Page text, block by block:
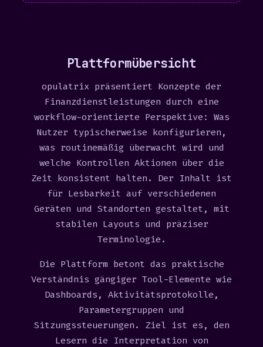
Plattformübersicht
opulatrix präsentiert Konzepte der
Finanzdienstleistungen durch eine
workflow-orientierte Perspektive: Was
Nutzer typischerweise konfigurieren,
was routinemäßig überwacht wird und
welche Kontrollen Aktionen über die
Zeit konsistent halten. Der Inhalt ist
für Lesbarkeit auf verschiedenen
Geräten und Standorten gestaltet, mit
stabilen Layouts und präziser
Terminologie.
Die Plattform betont das praktische
Verständnis gängiger Tool-Elemente wie
Dashboards, Aktivitätsprotokolle,
Parametergruppen und
Sitzungssteuerungen. Ziel ist es, den
Lesern die Interpretation von